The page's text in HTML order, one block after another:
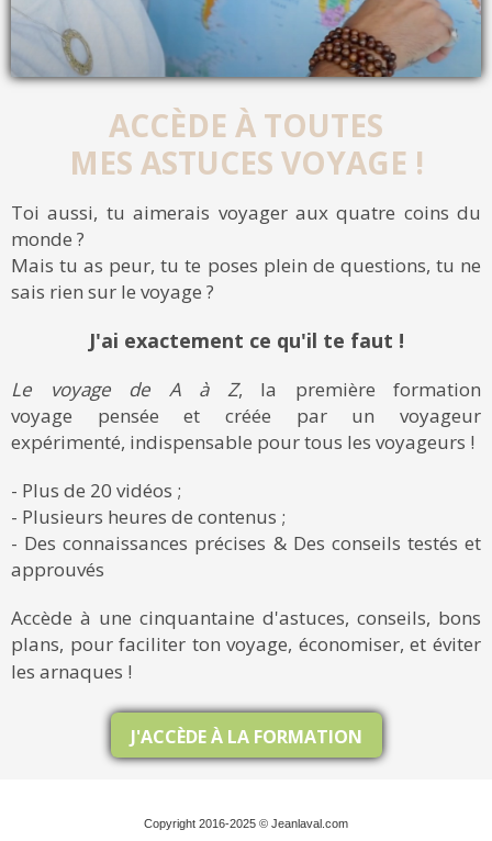
ACCÈDE À TOUTES
MES ASTUCES VOYAGE !
Toi aussi, tu aimerais voyager aux quatre coins du
monde ?
Mais tu as peur, tu te poses plein de questions, tu ne
sais rien sur le voyage ?
J'ai exactement ce qu'il te faut !
Le voyage de A à Z, la première formation
voyage pensée et créée par un voyageur
expérimenté, indispensable pour tous les voyageurs !
- Plus de 20 vidéos ;
- Plusieurs heures de contenus ;
- Des connaissances précises & Des conseils testés et
approuvés
Accède à une cinquantaine d'astuces, conseils, bons
plans, pour faciliter ton voyage, économiser, et éviter
les arnaques !
J'ACCÈDE À LA FORMATION
Copyright 2016-2025 © Jeanlaval.com